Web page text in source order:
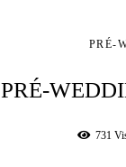
PRÉ-
PRÉ-
731